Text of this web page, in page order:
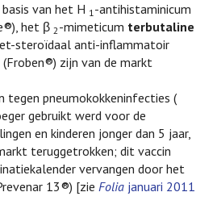
van het H 1-antihistaminicum
het β2-mimeticum terbutaline
steroïdaal anti-inflammatoir
(Froben®) zijn van de markt
tegen pneumokokkeninfecties (
gebruikt werd voor de
en kinderen jonger dan 5 jaar,
teruggetrokken; dit vaccin
vervangen door het
13®) [zieFolia januari 2011